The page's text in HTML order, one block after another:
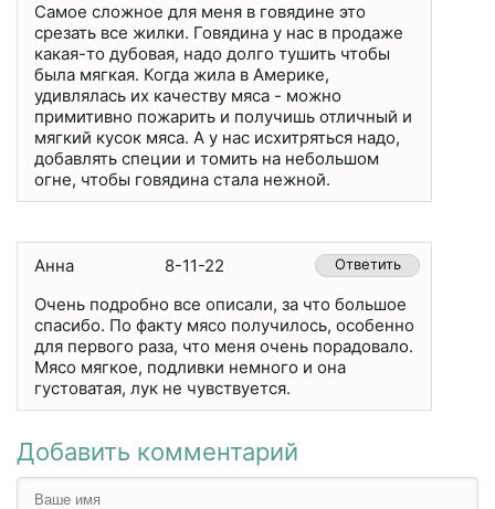
Самое сложное для меня в говядине это
срезать все жилки. Говядина у нас в продаже
какая-то дубовая, надо долго тушить чтобы
была мягкая. Когда жила в Америке,
удивлялась их качеству мяса - можно
примитивно пожарить и получишь отличный и
мягкий кусок мяса. А у нас исхитряться надо,
добавлять специи и томить на небольшом
огне, чтобы говядина стала нежной.
Анна 8-11-22 Ответить
Очень подробно все описали, за что большое
спасибо. По факту мясо получилось, особенно
для первого раза, что меня очень порадовало.
Мясо мягкое, подливки немного и она
густоватая, лук не чувствуется.
Добавить комментарий